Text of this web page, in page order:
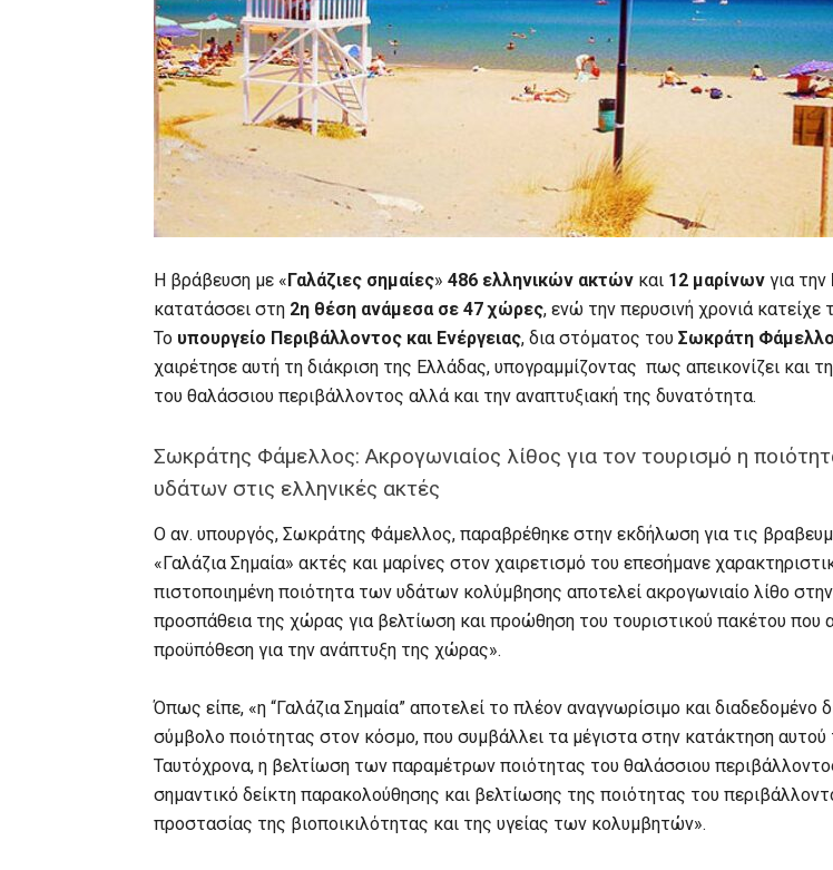
Η βράβευση με «Γαλάζιες σημαίες» 486 ελληνικών ακτών και 12 μαρίνων για την
κατατάσσει στη 2η θέση ανάμεσα σε 47 χώρες, ενώ την περυσινή χρονιά κατείχε
Το υπουργείο Περιβάλλοντος και Ενέργειας, δια στόματος του Σωκράτη
χαιρέτησε αυτή τη διάκριση της Ελλάδας, υπογραμμίζοντας πως απεικονίζει και
του θαλάσσιου περιβάλλοντος αλλά και την αναπτυξιακή της δυνατότητα.
Σωκράτης Φάμελλος: Ακρογωνιαίος λίθος για τον τουρισμό η
υδάτων στις ελληνικές ακτές
Ο αν. υπουργός, Σωκράτης Φάμελλος, παραβρέθηκε στην εκδήλωση για τις
«Γαλάζια Σημαία» ακτές και μαρίνες στον χαιρετισμό του επεσήμανε
πιστοποιημένη ποιότητα των υδάτων κολύμβησης αποτελεί ακρογωνιαίο λίθο στην
προσπάθεια της χώρας για βελτίωση και προώθηση του τουριστικού πακέτου που
προϋπόθεση για την ανάπτυξη της χώρας».
Όπως είπε, «η “Γαλάζια Σημαία” αποτελεί το πλέον αναγνωρίσιμο και διαδεδομένο
σύμβολο ποιότητας στον κόσμο, που συμβάλλει τα μέγιστα στην κατάκτηση αυτού
Ταυτόχρονα, η βελτίωση των παραμέτρων ποιότητας του θαλάσσιου
σημαντικό δείκτη παρακολούθησης και βελτίωσης της ποιότητας του
προστασίας της βιοποικιλότητας και της υγείας των κολυμβητών».